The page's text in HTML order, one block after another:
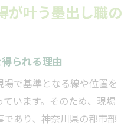
が叶う墨出し職の
られる理由
で基準となる線や位置を
います。そのため、現場
あり、神奈川県の都市部